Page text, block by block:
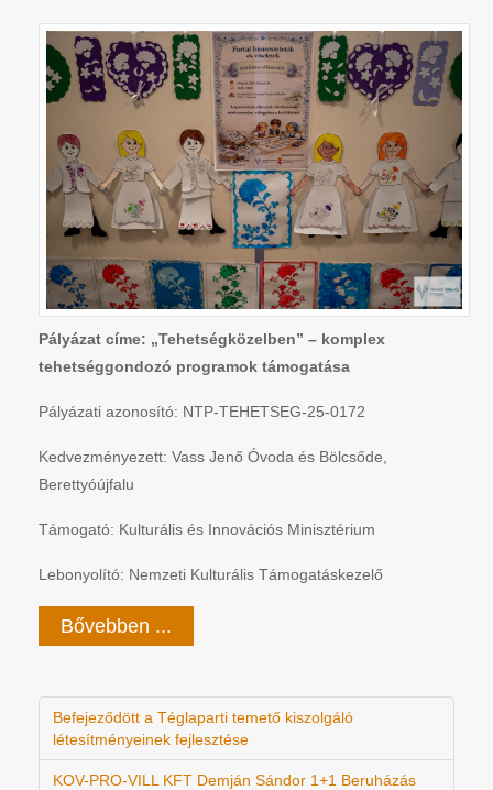
Pályázat címe: „Tehetségközelben” – komplex
tehetséggondozó programok támogatása
Pályázati azonosító: NTP-TEHETSEG-25-0172
Kedvezményezett: Vass Jenő Óvoda és Bölcsőde,
Berettyóújfalu
Támogató: Kulturális és Innovációs Minisztérium
Lebonyolító: Nemzeti Kulturális Támogatáskezelő
Bővebben ...
Befejeződött a Téglaparti temető kiszolgáló
létesítményeinek fejlesztése
KOV-PRO-VILL KFT Demján Sándor 1+1 Beruházás